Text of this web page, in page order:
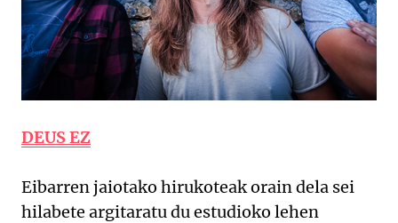
DEUS EZ
Eibarren jaiotako hirukoteak orain dela sei
hilabete argitaratu du estudioko lehen